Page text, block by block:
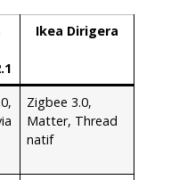
Ikea Dirigera
Zigbee 3.0,
Matter, Thread
natif